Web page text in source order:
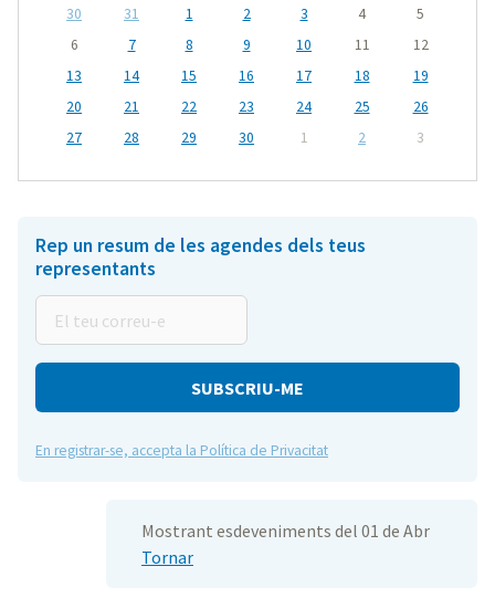
30
31 1 2 3 4
5
6
7 8 9 10 11
12
13
14 15 16 17 18
19
20
21 22 23 24 25
26
27
28 29 30 1 2 3
Rep un resum de les agendes dels teus
representants
teu
correu-
En registrar-se, accepta la Política de Privacitat
Mostrant esdeveniments del 01 de Abr
Tornar